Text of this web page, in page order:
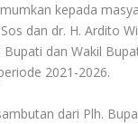
kepada
dan dr. H. Ardito
dan Wakil
2021-2026.
dari Plh.